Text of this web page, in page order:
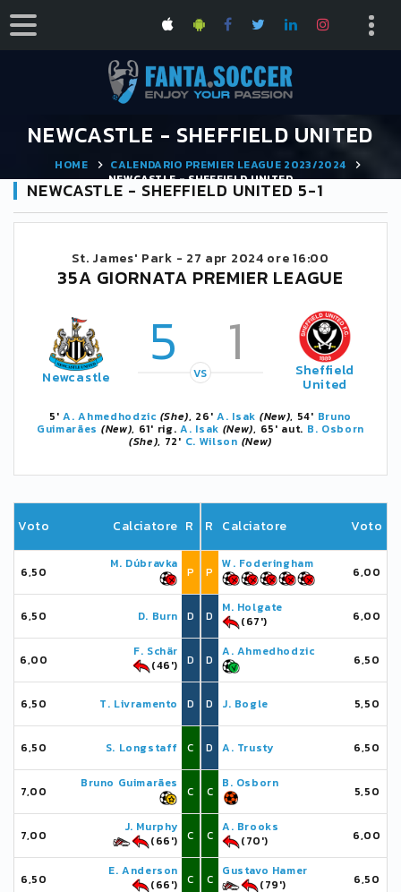
NEWCASTLE - SHEFFIELD UNITED
HOME
CALENDARIO PREMIER LEAGUE 2023/2024
NEWCASTLE - SHEFFIELD UNITED
NEWCASTLE - SHEFFIELD UNITED 5-1
St. James' Park - 27 apr 2024 ore 16:00
35A GIORNATA PREMIER LEAGUE
Newcastle 5 1
VS Sheffield
United
5'A. Ahmedhodzic (She), 26'A. Isak (New), 54' Bruno
Guimarães (New), 61' rig.A. Isak (New), 65' aut. B. Osborn
(She), 72' C. Wilson (New)
Voto Calciatore R
6,50
M. Dúbravka
P
6,50 D. Burn D
6,00
F. Schär
(46')
D
6,50 T. Livramento D
6,50 S. Longstaff C
7,00
Bruno Guimarães
C
7,00
J. Murphy
(66')
C
6,50
E. Anderson
(66')
C
R Calciatore Voto
P
W. Foderingham
6,00
D
M. Holgate
(67')
6,00
D
A. Ahmedhodzic
6,50
D J. Bogle 5,50
D A. Trusty 6,50
C
B. Osborn
5,50
C
A. Brooks
(70')
6,00
C
Gustavo Hamer
(79')
6,50